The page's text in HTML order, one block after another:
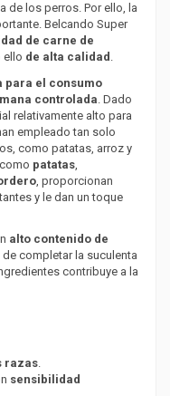
de los perros. Por ello, la
Belcando Super
de carne de
ello de alta calidad .
para el consumo
controlada . Dado
relativamente alto para
empleado tan solo
como patatas, arroz y
patatas,
, proporcionan
y le dan un toque
alto contenido de
completar la suculenta
contribuye a la
razas.
sensibilidad